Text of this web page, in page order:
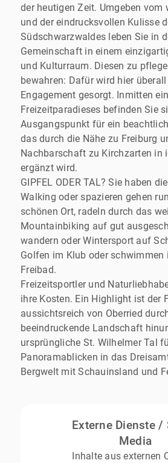
der heutigen Zeit. Umgeben vom
und der eindrucksvollen Kulisse
Südschwarzwaldes leben Sie in
Gemeinschaft in einem
und Kulturraum. Diesen zu
bewahren: Dafür wird hier
Engagement gesorgt. Inmitten
Freizeitparadieses befinden Sie
Ausgangspunkt für ein
das durch die Nähe zu Freiburg
Nachbarschaft zu Kirchzarten in
ergänzt wird.
GIPFEL ODER TAL? Sie haben
Walking oder spazieren gehen
schönen Ort, radeln durch das
Mountainbiking auf gut
wandern oder Wintersport auf
Golfen im Klub oder schwimmen
Freibad.
Freizeitsportler und
ihre Kosten. Ein Highlight ist der
aussichtsreich von Oberried
beeindruckende Landschaft
ursprüngliche St. Wilhelmer Tal
Panoramablicken in das
Bergwelt mit Schauinsland und
Externe Dienste /
Media
Inhalte aus externen